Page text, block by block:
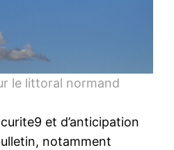
le littoral normand
et d’anticipation
notamment